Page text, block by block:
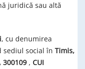
juridică sau altă
, cu denumirea
sediul social în Timis,
300109 , CUI